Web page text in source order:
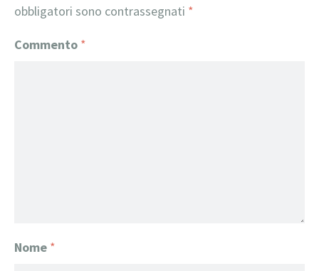
obbligatori sono contrassegnati *
Commento *
Nome *